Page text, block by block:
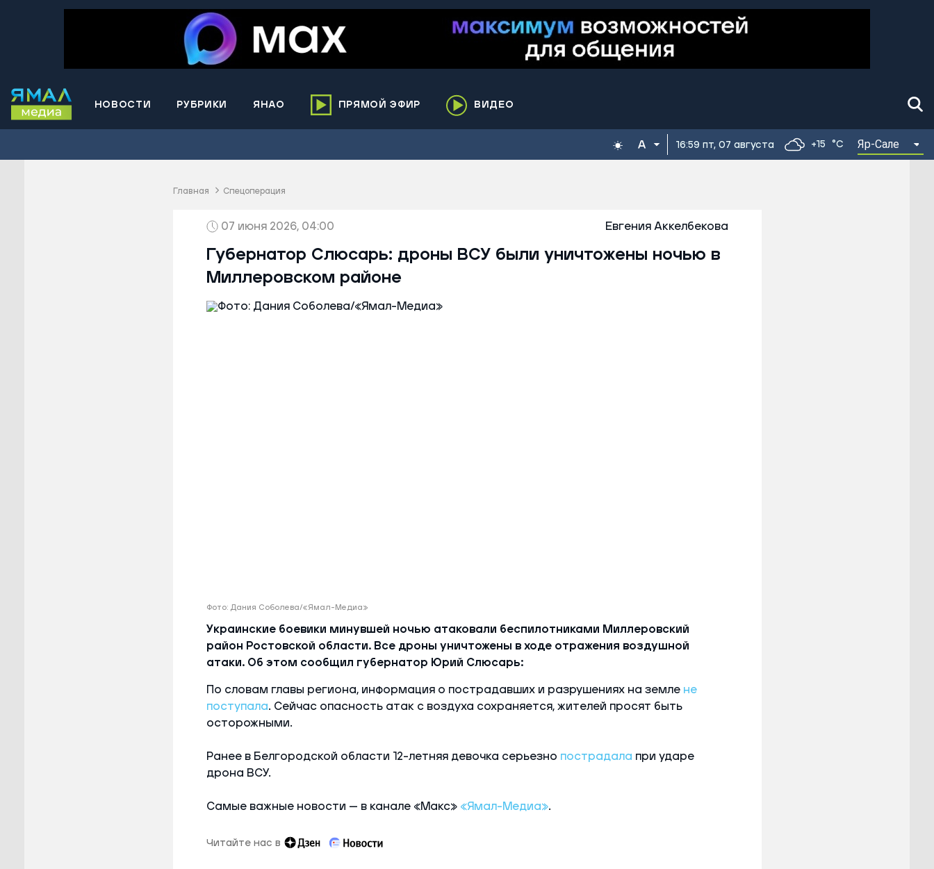
НОВОСТИ РУБРИКИ ЯНАО
район
Муравленко
Новый Уренгой
Ноябрьск
Приуральский район
ПРЯМОЙ ЭФИР ВИДЕО
16:59 пт, 07 августа +15 °C Яр-Сале
Главная Спецоперация
07 июня 2026, 04:00 Евгения Аккелбекова
Губернатор Слюсарь: дроны ВСУ были уничтожены ночью в
Миллеровском районе
Фото: Дания Соболева/«Ямал-Медиа»
Украинские боевики минувшей ночью атаковали беспилотниками Миллеровский
район Ростовской области. Все дроны уничтожены в ходе отражения воздушной
атаки. Об этом сообщил губернатор Юрий Слюсарь:
По словам главы региона, информация о пострадавших и разрушениях на земле не
поступала. Сейчас опасность атак с воздуха сохраняется, жителей просят быть
осторожными.
Ранее в Белгородской области 12-летняя девочка серьезно пострадала при ударе
дрона ВСУ.
Самые важные новости — в канале «Макс» «Ямал-Медиа».
Читайте нас в